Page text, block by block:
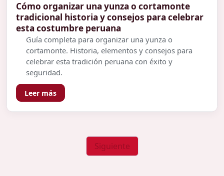
Cómo organizar una yunza o cortamonte
tradicional historia y consejos para celebrar
esta costumbre peruana
Guía completa para organizar una yunza o
cortamonte. Historia, elementos y consejos para
celebrar esta tradición peruana con éxito y
seguridad.
Leer más
Siguiente